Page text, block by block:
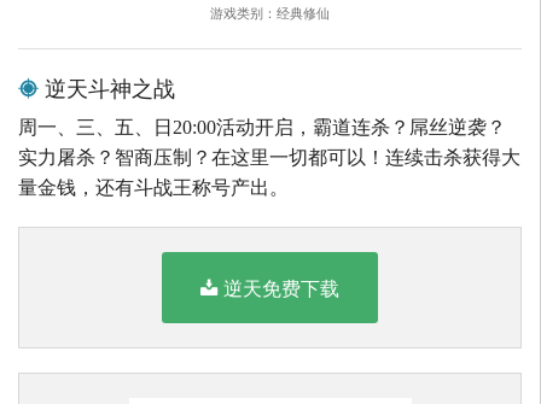
游戏类别：经典修仙
逆天斗神之战
周一、三、五、日20:00活动开启，霸道连杀？屌丝逆袭？
实力屠杀？智商压制？在这里一切都可以！连续击杀获得大
量金钱，还有斗战王称号产出。
逆天免费下载